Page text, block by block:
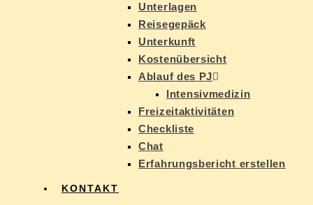
Un­ter­la­gen
Rei­se­ge­päck
Un­ter­kunft
Kos­ten­über­sicht
Ab­lauf des PJ
In­ten­siv­me­di­zin
Frei­zeit­ak­ti­vi­tä­ten
Check­lis­te
Chat
Er­fah­rungs­be­richt erstellen
KON­TAKT